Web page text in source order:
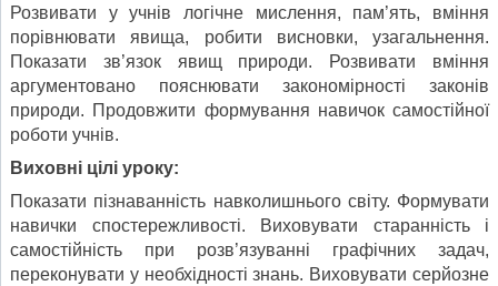
Розвивати у учнів логічне мислення, пам’ять, вміння
порівнювати явища, робити висновки, узагальнення.
Показати зв’язок явищ природи. Розвивати вміння
аргументовано пояснювати закономірності законів
природи. Продовжити формування навичок самостійної
роботи учнів.
Виховні цілі уроку:
Показати пізнаванність навколишнього світу. Формувати
навички спостережливості. Виховувати старанність і
самостійність при розв’язуванні графічних задач,
переконувати у необхідності знань. Виховувати серйозне